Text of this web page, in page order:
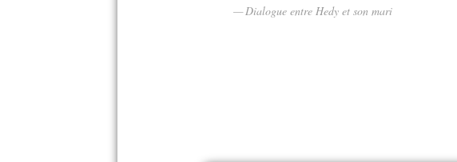
Dialogue entre Hedy et son mari